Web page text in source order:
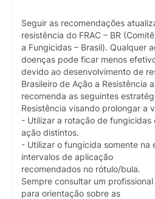
Seguir as recomendações
resistência do FRAC – BR
a Fungicidas – Brasil). Qualquer
doenças pode ficar menos
devido ao desenvolvimento de
Brasileiro de Ação a Resistência
recomenda as seguintes
Resistência visando prolongar a
- Utilizar a rotação de fungicidas
ação distintos.
- Utilizar o fungicida somente na
intervalos de aplicação
recomendados no rótulo/bula.
Sempre consultar um
para orientação sobre as